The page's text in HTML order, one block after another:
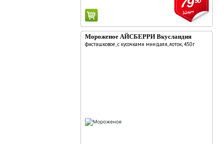
10990
Мороженое АЙСБЕРРИ Вкусландия
фисташковое, с кусочками миндаля, лоток, 450г